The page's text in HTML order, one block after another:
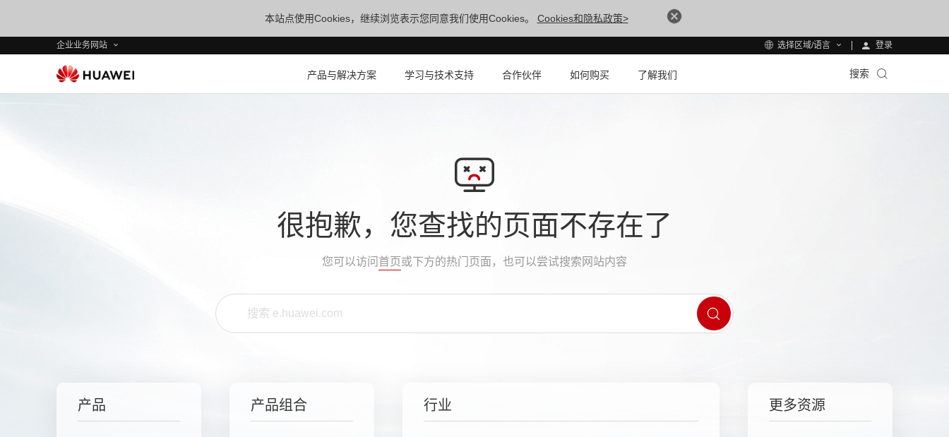
本站点使用Cookies，继续浏览表示您同意我们使用Cookies。 Cookies和隐私政策>
企业业务网站 选择区域/语言 登录
产品与解决方案 学习与技术支持 合作伙伴 如何购买 了解我们 搜索
很抱歉，您查找的页面不存在了
您可以访问 首页或下方的热门页面，也可以尝试搜索网站内容
产品 产品组合 行业 更多资源